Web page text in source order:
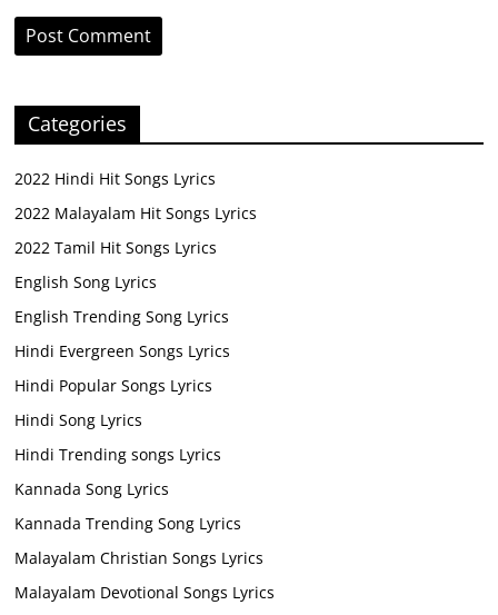
Categories
2022 Hindi Hit Songs Lyrics
2022 Malayalam Hit Songs Lyrics
2022 Tamil Hit Songs Lyrics
English Song Lyrics
English Trending Song Lyrics
Hindi Evergreen Songs Lyrics
Hindi Popular Songs Lyrics
Hindi Song Lyrics
Hindi Trending songs Lyrics
Kannada Song Lyrics
Kannada Trending Song Lyrics
Malayalam Christian Songs Lyrics
Malayalam Devotional Songs Lyrics